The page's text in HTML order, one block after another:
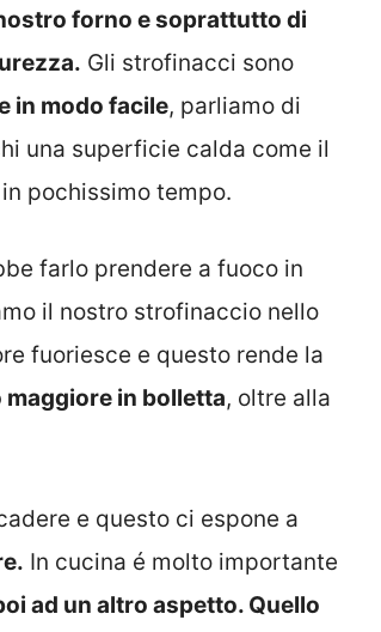
forno e soprattutto di
Gli strofinacci sono
in modo facile, parliamo di
una superficie calda come il
pochissimo tempo.
farlo prendere a fuoco in
il nostro strofinaccio nello
fuoriesce e questo rende la
in bolletta, oltre alla
e questo ci espone a
In cucina é molto importante
ad un altro aspetto. Quello